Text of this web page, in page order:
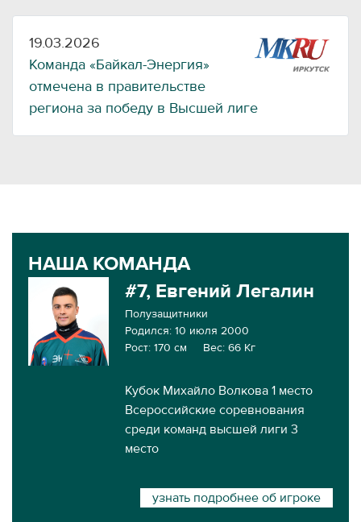
19.03.2026
Команда «Байкал-Энергия»
отмечена в правительстве
региона за победу в Высшей лиге
НАША КОМАНДА
#7, Евгений Легалин
Полузащитники
Родился: 10 июля 2000
Рост: 170 см
Вес: 66 Кг
Кубок Михайло Волкова 1 место
Всероссийские соревнования
среди команд высшей лиги 3
место
узнать подробнее об игроке